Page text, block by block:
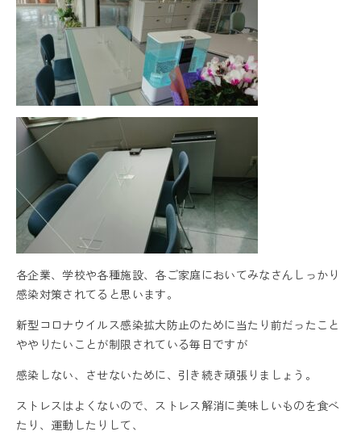
各企業、学校や各種施設、各ご家庭においてみなさんしっかり
感染対策されてると思います。
新型コロナウイルス感染拡大防止のために当たり前だったこと
ややりたいことが制限されている毎日ですが
感染しない、させないために、引き続き頑張りましょう。
ストレスはよくないので、ストレス解消に美味しいものを食べ
たり、運動したりして、